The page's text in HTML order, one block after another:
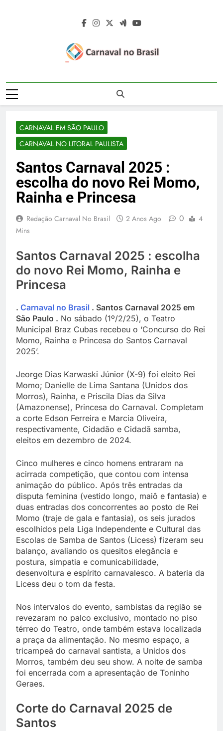
Carnaval No
Brasil 2027 –
Carnaval De Rua
2027 – Desfile
Das Escolas De
Samba
Rua 2027 – Desfile Das Escolas De
Samba – Fotos Carnaval 2026 – Blocos
Rainhas De Bateria – Famosos No
CARNAVAL EM SÃO PAULO
CARNAVAL NO LITORAL PAULISTA
Santos Carnaval 2025 :
escolha do novo Rei Momo,
Rainha e Princesa
Redação Carnaval No Brasil 2 Anos Ago 0
4
Mins
Santos Carnaval 2025 : escolha
do novo Rei Momo, Rainha e
Princesa
. Carnaval no Brasil . Santos Carnaval 2025 em
São Paulo . No sábado (1º/2/25), o Teatro
Municipal Braz Cubas recebeu o ‘Concurso do Rei
Momo, Rainha e Princesa do Santos Carnaval
2025’.
Jeorge Dias Karwaski Júnior (X-9) foi eleito Rei
Momo; Danielle de Lima Santana (Unidos dos
Morros), Rainha, e Priscila Dias da Silva
(Amazonense), Princesa do Carnaval. Completam
a corte Edson Ferreira e Marcia Oliveira,
respectivamente, Cidadão e Cidadã samba,
eleitos em dezembro de 2024.
Cinco mulheres e cinco homens entraram na
acirrada competição, que contou com intensa
animação do público. Após três entradas da
disputa feminina (vestido longo, maiô e fantasia) e
duas entradas dos concorrentes ao posto de Rei
Momo (traje de gala e fantasia), os seis jurados
escolhidos pela Liga Independente e Cultural das
Escolas de Samba de Santos (Licess) fizeram seu
balanço, avaliando os quesitos elegância e
postura, simpatia e comunicabilidade,
desenvoltura e espírito carnavalesco. A bateria da
Licess deu o tom da festa.
Nos intervalos do evento, sambistas da região se
revezaram no palco exclusivo, montado no piso
térreo do Teatro, onde também estava localizada
a praça da alimentação. No mesmo espaço, a
tricampeã do carnaval santista, a Unidos dos
Morros, também deu seu show. A noite de samba
foi encerrada com a apresentação de Toninho
Geraes.
Corte do Carnaval 2025 de
Santos